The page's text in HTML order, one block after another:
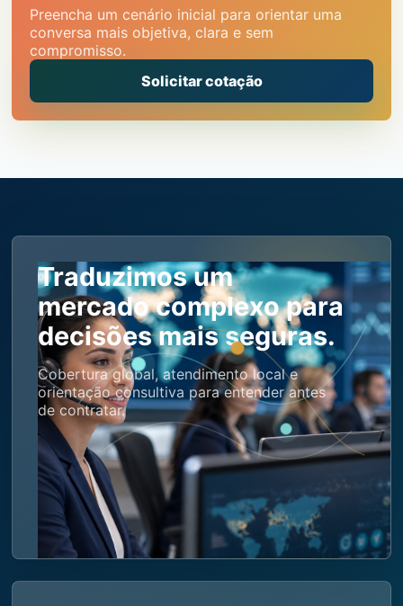
Preencha um cenário inicial para orientar uma
conversa mais objetiva, clara e sem
compromisso.
Solicitar cotação
Traduzimos um
mercado complexo para
decisões mais seguras.
Cobertura global, atendimento local e
orientação consultiva para entender antes
de contratar.